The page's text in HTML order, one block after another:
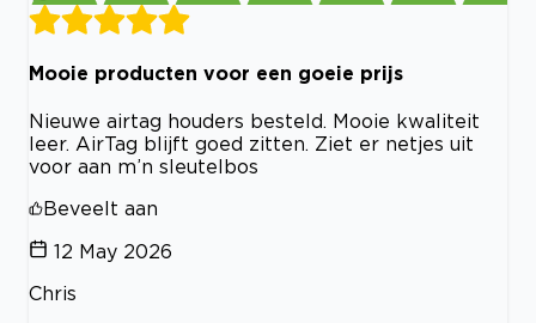
Mooie producten voor een goeie prijs
Nieuwe airtag houders besteld. Mooie kwaliteit
leer. AirTag blijft goed zitten. Ziet er netjes uit
voor aan m’n sleutelbos
Beveelt aan
12 May 2026
Chris